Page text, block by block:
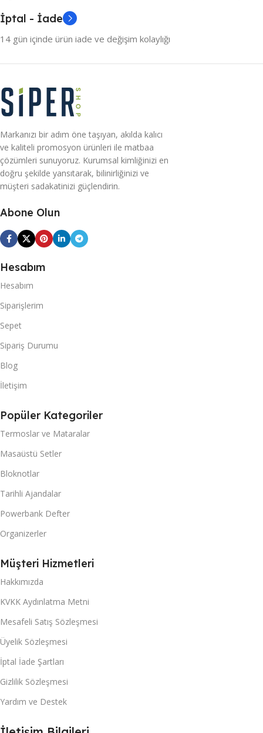
İptal - İade
14 gün içinde ürün iade ve değişim kolaylığı
Markanızı bir adım öne taşıyan, akılda kalıcı
ve kaliteli promosyon ürünleri ile matbaa
çözümleri sunuyoruz. Kurumsal kimliğinizi en
doğru şekilde yansıtarak, bilinirliğinizi ve
müşteri sadakatinizi güçlendirin.
Abone Olun
Hesabım
Hesabım
Siparişlerim
Sepet
Sipariş Durumu
Blog
İletişim
Popüler Kategoriler
Termoslar ve Mataralar
Masaüstü Setler
Bloknotlar
Tarihli Ajandalar
Powerbank Defter
Organizerler
Müşteri Hizmetleri
Hakkımızda
KVKK Aydınlatma Metni
Mesafeli Satış Sözleşmesi
Üyelik Sözleşmesi
İptal İade Şartları
Gizlilik Sözleşmesi
Yardım ve Destek